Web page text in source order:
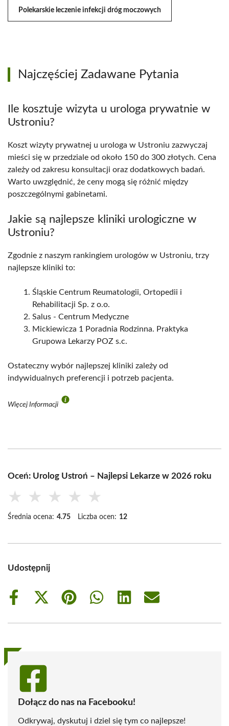
Polekarskie leczenie infekcji dróg moczowych
Najczęściej Zadawane Pytania
Ile kosztuje wizyta u urologa prywatnie w
Ustroniu?
Koszt wizyty prywatnej u urologa w Ustroniu zazwyczaj
mieści się w przedziale od około 150 do 300 złotych. Cena
zależy od zakresu konsultacji oraz dodatkowych badań.
Warto uwzględnić, że ceny mogą się różnić między
poszczególnymi gabinetami.
Jakie są najlepsze kliniki urologiczne w
Ustroniu?
Zgodnie z naszym rankingiem urologów w Ustroniu, trzy
najlepsze kliniki to:
Śląskie Centrum Reumatologii, Ortopedii i
Rehabilitacji Sp. z o.o.
Salus - Centrum Medyczne
Mickiewicza 1 Poradnia Rodzinna. Praktyka
Grupowa Lekarzy POZ s.c.
Ostateczny wybór najlepszej kliniki zależy od
indywidualnych preferencji i potrzeb pacjenta.
Więcej Informacji
Oceń: Urolog Ustroń – Najlepsi Lekarze w 2026 roku
★ ★ ★ ★ ★
Średnia ocena: 4.75 Liczba ocen: 12
Udostępnij
Share
Share
(Twitter)
Share
Share
Share
Share
Dołącz do nas na Facebooku!
Odkrywaj, dyskutuj i dziel się tym co najlepsze!